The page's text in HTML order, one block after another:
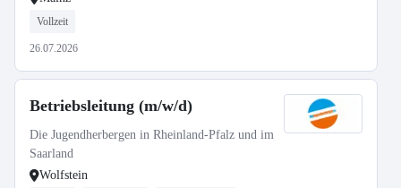
Vollzeit
26.07.2026
Betriebsleitung (m/w/d)
Die Jugendherbergen in Rheinland-Pfalz und im
Saarland
Wolfstein